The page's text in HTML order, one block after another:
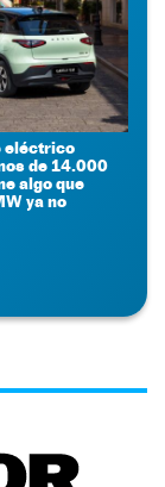
eléctrico
de 14.000
algo que
ya no